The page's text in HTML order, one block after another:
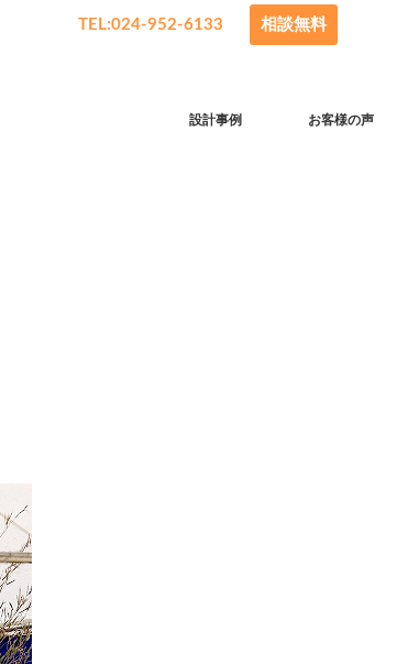
TEL:024-952-6133 相談無料
設計事例 お客様の声